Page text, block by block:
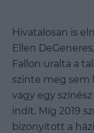
Hivatalosan is
Ellen
Fallon uralta a
szinte meg sem
vagy egy
indít. Míg 2019
bizonyított a